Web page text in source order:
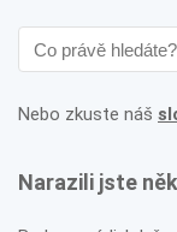
Nebo zkuste náš
Narazili jste